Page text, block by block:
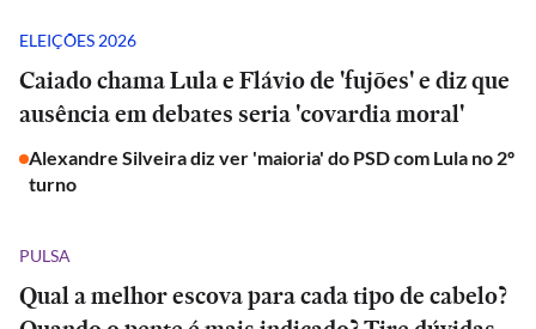
ELEIÇÕES 2026
Caiado chama Lula e Flávio de 'fujões' e diz que
ausência em debates seria 'covardia moral'
Alexandre Silveira diz ver 'maioria' do PSD com Lula no 2º
turno
PULSA
Qual a melhor escova para cada tipo de cabelo?